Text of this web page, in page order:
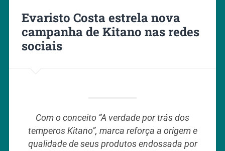
Evaristo Costa estrela nova
campanha de Kitano nas redes
sociais
Com o conceito “A verdade por trás dos
temperos Kitano”, marca reforça a origem e
qualidade de seus produtos endossada por